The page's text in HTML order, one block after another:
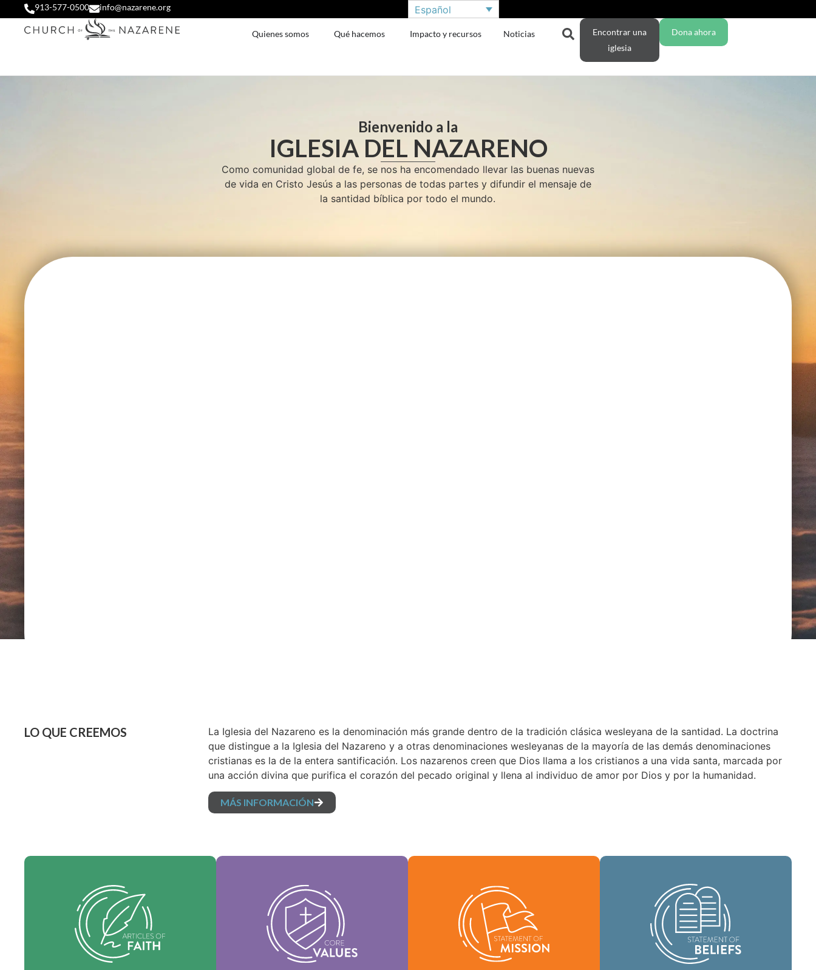
913-577-0500 info@nazarene.org Español
Quienes somos Qué hacemos Impacto y recursos Noticias
Encontrar una
iglesia
Dona ahora
Bienvenido a la
IGLESIA DEL NAZARENO
Como comunidad global de fe, se nos ha encomendado llevar las buenas nuevas
de vida en Cristo Jesús a las personas de todas partes y difundir el mensaje de
la santidad bíblica por todo el mundo.
LO QUE CREEMOS
La Iglesia del Nazareno es la denominación más grande dentro de la tradición clásica wesleyana de la santidad. La doctrina
que distingue a la Iglesia del Nazareno y a otras denominaciones wesleyanas de la mayoría de las demás denominaciones
cristianas es la de la entera santificación. Los nazarenos creen que Dios llama a los cristianos a una vida santa, marcada por
una acción divina que purifica el corazón del pecado original y llena al individuo de amor por Dios y por la humanidad.
MÁS INFORMACIÓN
Nuestros Artículos de fe son nuestras
creencias fundamentales y establecen
las verdades esenciales que guían cada
área de práctica.
Fe
constituyen la esencia de nuestra
identidad, respaldan la visión de
nuestra denominación y ayudan a dar
forma a nuestra cultura.
Valores
Nuestra Declaración de Misión define
quiénes somos, por qué existimos y
nuestra razón de ser.
Misión
ha encomendado llevar las buenas
nuevas de vida en Cristo Jesús a las
personas de todas partes y difundir el
mensaje de la santidad bíblica por todo
el mundo.